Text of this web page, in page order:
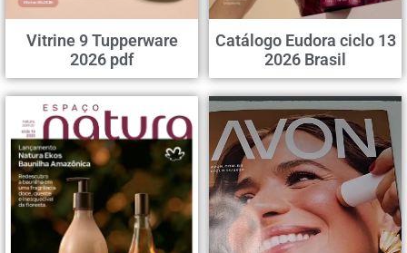
Vitrine 9 Tupperware
2026 pdf
Catálogo Eudora ciclo 13
2026 Brasil